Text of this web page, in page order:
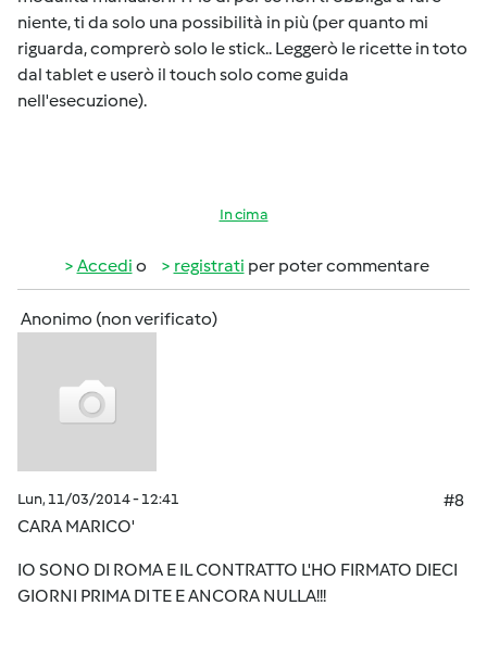
niente, ti da solo una possibilità in più (per quanto mi
riguarda, comprerò solo le stick.. Leggerò le ricette in toto
dal tablet e userò il touch solo come guida
nell'esecuzione).
In cima
Accedi o registrati per poter commentare
Anonimo (non verificato)
Lun, 11/03/2014 - 12:41
#8
CARA MARICO'
IO SONO DI ROMA E IL CONTRATTO L'HO FIRMATO DIECI
GIORNI PRIMA DI TE E ANCORA NULLA!!!